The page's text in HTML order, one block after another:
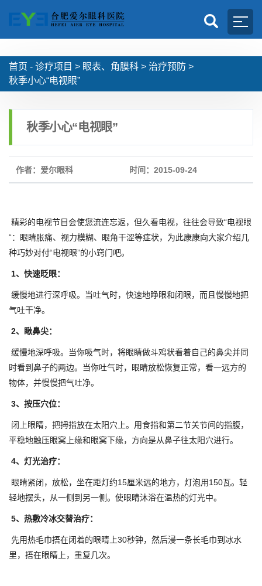
首页 - 诊疗项目 > 眼表、角膜科 > 治疗预防 >
秋季小心“电视眼”
秋季小心“电视眼”
作者：爱尔眼科 时间：2015-09-24
精彩的电视节目会使您流连忘返，但久看电视，往往会导致“电视眼
“：眼睛胀痛、视力模糊、眼角干涩等症状，为此康康向大家介绍几
种巧妙对付“电视眼”的小窍门吧。
1、快速眨眼：
缓慢地进行深呼吸。当吐气时，快速地睁眼和闭眼，而且慢慢地把
气吐干净。
2、瞅鼻尖：
缓慢地深呼吸。当你吸气时，将眼睛做斗鸡状看着自己的鼻尖并同
时看到鼻子的两边。当你吐气时，眼睛放松恢复正常，看一远方的
物体，并慢慢把气吐净。
3、按压穴位：
闭上眼睛，把拇指放在太阳穴上。用食指和第二节关节间的指腹，
平稳地触压眼窝上缘和眼窝下缘，方向是从鼻子往太阳穴进行。
4、灯光治疗：
眼睛紧闭，放松，坐在距灯约15厘米远的地方，灯泡用150瓦。轻
轻地摆头，从一侧到另一侧。使眼睛沐浴在温热的灯光中。
5、热敷冷冰交替治疗：
先用热毛巾捂在闭着的眼睛上30秒钟，然后浸一条长毛巾到冰水
里，捂在眼睛上，重复几次。